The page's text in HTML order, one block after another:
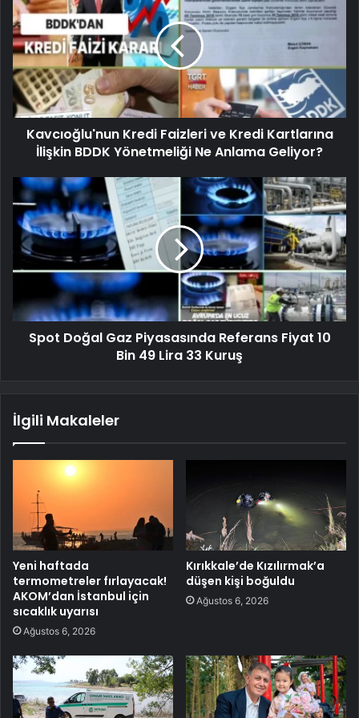
Kavcıoğlu'nun Kredi Faizleri ve Kredi Kartlarına
İlişkin BDDK Yönetmeliği Ne Anlama Geliyor?
Spot Doğal Gaz Piyasasında Referans Fiyat 10
Bin 49 Lira 33 Kuruş
İlgili Makaleler
Yeni haftada
termometreler fırlayacak!
AKOM’dan İstanbul için
sıcaklık uyarısı
Ağustos 6, 2026
Kırıkkale’de Kızılırmak’a
düşen kişi boğuldu
Ağustos 6, 2026